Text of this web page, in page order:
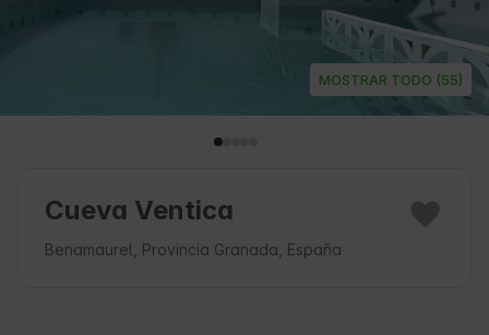
MOSTRAR TODO (55)
Cueva Ventica
Benamaurel, Provincia Granada, España